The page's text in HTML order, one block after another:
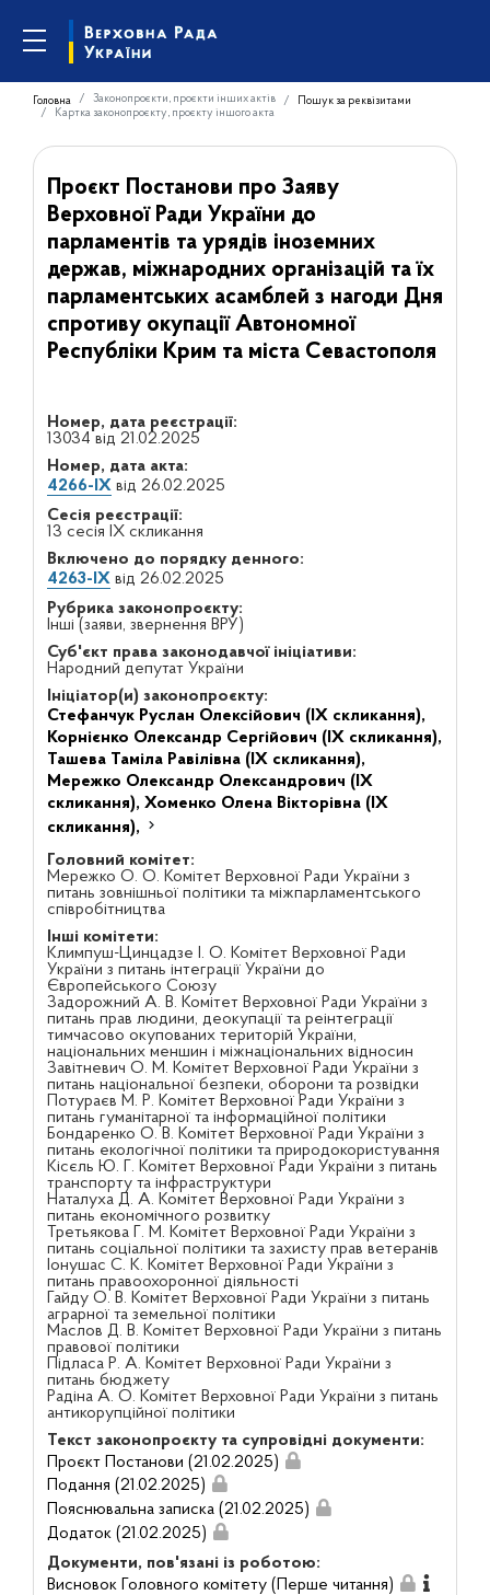
Головна Законопроєкти, проєкти інших актів
Пошук за реквізитами
Картка законопроєкту, проєкту іншого акта
Проєкт Постанови про Заяву
Верховної Ради України до
парламентів та урядів іноземних
держав, міжнародних організацій та їх
парламентських асамблей з нагоди Дня
спротиву окупації Автономної
Республіки Крим та міста Севастополя
Номер, дата реєстрації:
13034 від 21.02.2025
Номер, дата акта:
4266-IXвід 26.02.2025
Сесія реєстрації:
13 сесія IX скликання
Включено до порядку денного:
4263-IXвід 26.02.2025
Рубрика законопроєкту:
Інші (заяви, звернення ВРУ)
Суб'єкт права законодавчої ініціативи:
Народний депутат України
Ініціатор(и) законопроєкту:
Стефанчук Руслан Олексійович (IX скликання),
Корнієнко Олександр Сергійович (IX скликання),
Ташева Таміла Равілівна (IX скликання),
Мережко Олександр Олександрович (IX
скликання), Хоменко Олена Вікторівна (IX
скликання),
Головний комітет:
Мережко О. О. Комітет Верховної Ради України з
питань зовнішньої політики та міжпарламентського
співробітництва
Інші комітети:
Климпуш-Цинцадзе І. О. Комітет Верховної Ради
України з питань інтеграції України до
Європейського Союзу
Задорожний А. В. Комітет Верховної Ради України з
питань прав людини, деокупації та реінтеграції
тимчасово окупованих територій України,
національних меншин і міжнаціональних відносин
Завітневич О. М. Комітет Верховної Ради України з
питань національної безпеки, оборони та розвідки
Потураєв М. Р. Комітет Верховної Ради України з
питань гуманітарної та інформаційної політики
Бондаренко О. В. Комітет Верховної Ради України з
питань екологічної політики та природокористування
Кісєль Ю. Г. Комітет Верховної Ради України з питань
транспорту та інфраструктури
Наталуха Д. А. Комітет Верховної Ради України з
питань економічного розвитку
Третьякова Г. М. Комітет Верховної Ради України з
питань соціальної політики та захисту прав ветеранів
Іонушас С. К. Комітет Верховної Ради України з
питань правоохоронної діяльності
Гайду О. В. Комітет Верховної Ради України з питань
аграрної та земельної політики
Маслов Д. В. Комітет Верховної Ради України з питань
правової політики
Підласа Р. А. Комітет Верховної Ради України з
питань бюджету
Радіна А. О. Комітет Верховної Ради України з питань
антикорупційної політики
Текст законопроєкту та супровідні документи:
Проєкт Постанови (21.02.2025)
Подання (21.02.2025)
Пояснювальна записка (21.02.2025)
Додаток (21.02.2025)
Документи, пов'язані із роботою:
Висновок Головного комітету (Перше читання)